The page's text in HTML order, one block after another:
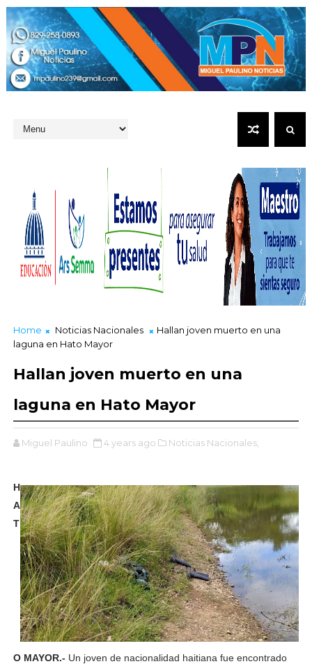
Home Noticias Nacionales
Hallan joven muerto en una
laguna en Hato Mayor
Hallan joven muerto en una
laguna en Hato Mayor
Miguel Paulino 4 years ago Noticias Nacionales,
H
A
T
O MAYOR.- Un joven de nacionalidad haitiana fue encontrado